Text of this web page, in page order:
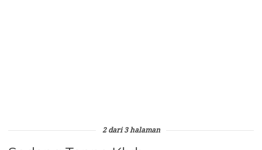
2 dari 3 halaman